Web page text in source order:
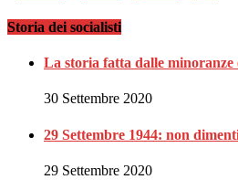
Storia dei socialisti
La storia fatta dalle
30 Settembre 2020
29 Settembre 1944: non
29 Settembre 2020